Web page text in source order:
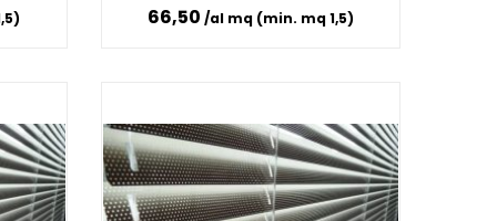
66,50 al mq (min. mq 1,5)